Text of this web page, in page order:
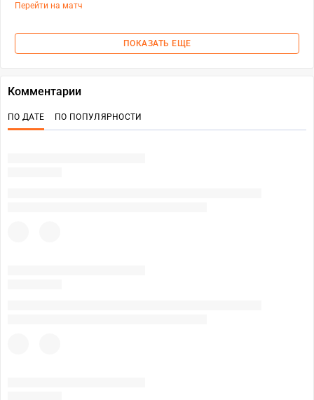
Перейти на матч
ПОКАЗАТЬ ЕЩЕ
Комментарии
ПО ДАТЕ ПО ПОПУЛЯРНОСТИ